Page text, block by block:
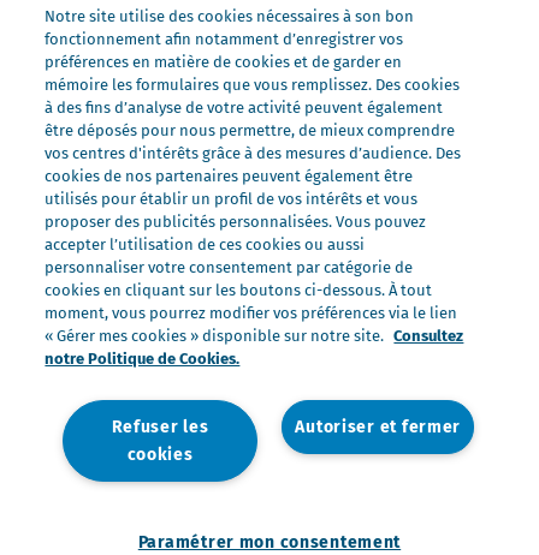
Nos laits
Nos marques
Président Professionnel
Galbani Professionale
Lactel Professionnel
Société Professionnel
Salakis Professionnel
Nous rejoindre
Rejoindre le Groupe Lactalis
Les métiers du Foodservice
Nos offres
Nous contacter Mentions légales
Paramétrer mon consentement Accessibilité
Notre site utilise des cookies nécessaires à son bon
fonctionnement afin notamment d’enregistrer vos
préférences en matière de cookies et de garder en
mémoire les formulaires que vous remplissez. Des cookies
à des fins d’analyse de votre activité peuvent également
être déposés pour nous permettre, de mieux comprendre
vos centres d'intérêts grâce à des mesures d’audience. Des
cookies de nos partenaires peuvent également être
utilisés pour établir un profil de vos intérêts et vous
proposer des publicités personnalisées. Vous pouvez
accepter l’utilisation de ces cookies ou aussi
personnaliser votre consentement par catégorie de
cookies en cliquant sur les boutons ci-dessous. À tout
moment, vous pourrez modifier vos préférences via le lien
« Gérer mes cookies » disponible sur notre site. Consultez
notre Politique de Cookies.
Autoriser et fermer
Refuser les
cookies
Paramétrer mon consentement